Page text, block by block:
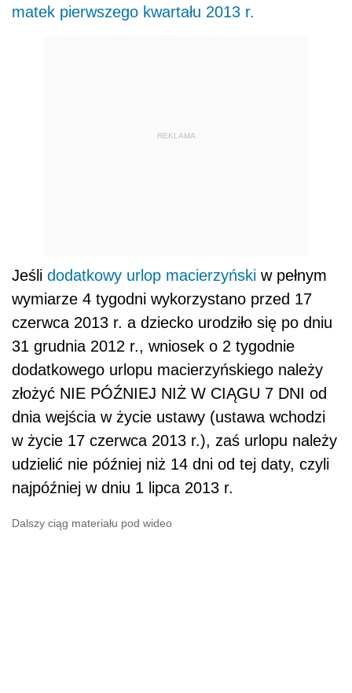
matek pierwszego kwartału 2013 r.
REKLAMA
Jeśli dodatkowy urlop macierzyński w pełnym
wymiarze 4 tygodni wykorzystano przed 17
czerwca 2013 r. a dziecko urodziło się po dniu
31 grudnia 2012 r., wniosek o 2 tygodnie
dodatkowego urlopu macierzyńskiego należy
złożyć NIE PÓŹNIEJ NIŻ W CIĄGU 7 DNI od
dnia wejścia w życie ustawy (ustawa wchodzi
w życie 17 czerwca 2013 r.), zaś urlopu należy
udzielić nie później niż 14 dni od tej daty, czyli
najpóźniej w dniu 1 lipca 2013 r.
Dalszy ciąg materiału pod wideo